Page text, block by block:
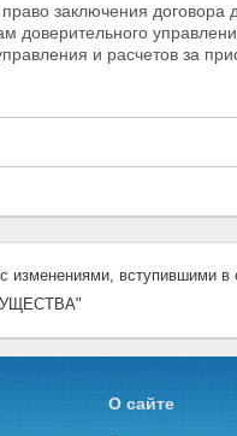
заключения договора
доверительного
и расчетов за
вступившими в
О сайте